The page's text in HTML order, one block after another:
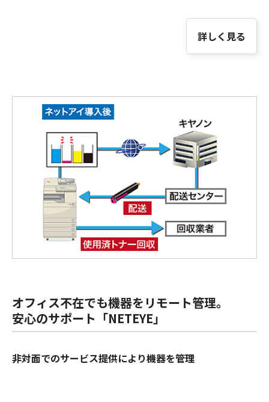
詳しく見る
オフィス不在でも機器をリモート管理。
安心のサポート「NETEYE」
非対面でのサービス提供により機器を管理